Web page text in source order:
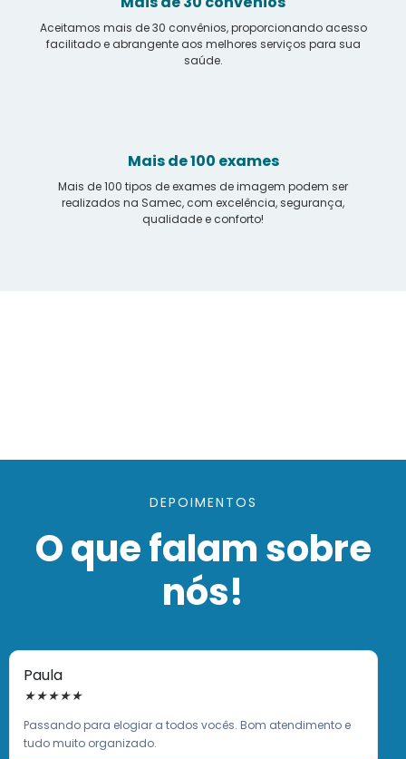
Aceitamos mais de 30 convênios, proporcionando acesso
facilitado e abrangente aos melhores serviços para sua
saúde.
Mais de 100 exames
Mais de 100 tipos de exames de imagem podem ser
realizados na Samec, com excelência, segurança,
qualidade e conforto!
DEPOIMENTOS
O que falam sobre
nós!
Paula
★★★★★
Passando para elogiar a todos vocês. Bom atendimento e
tudo muito organizado.